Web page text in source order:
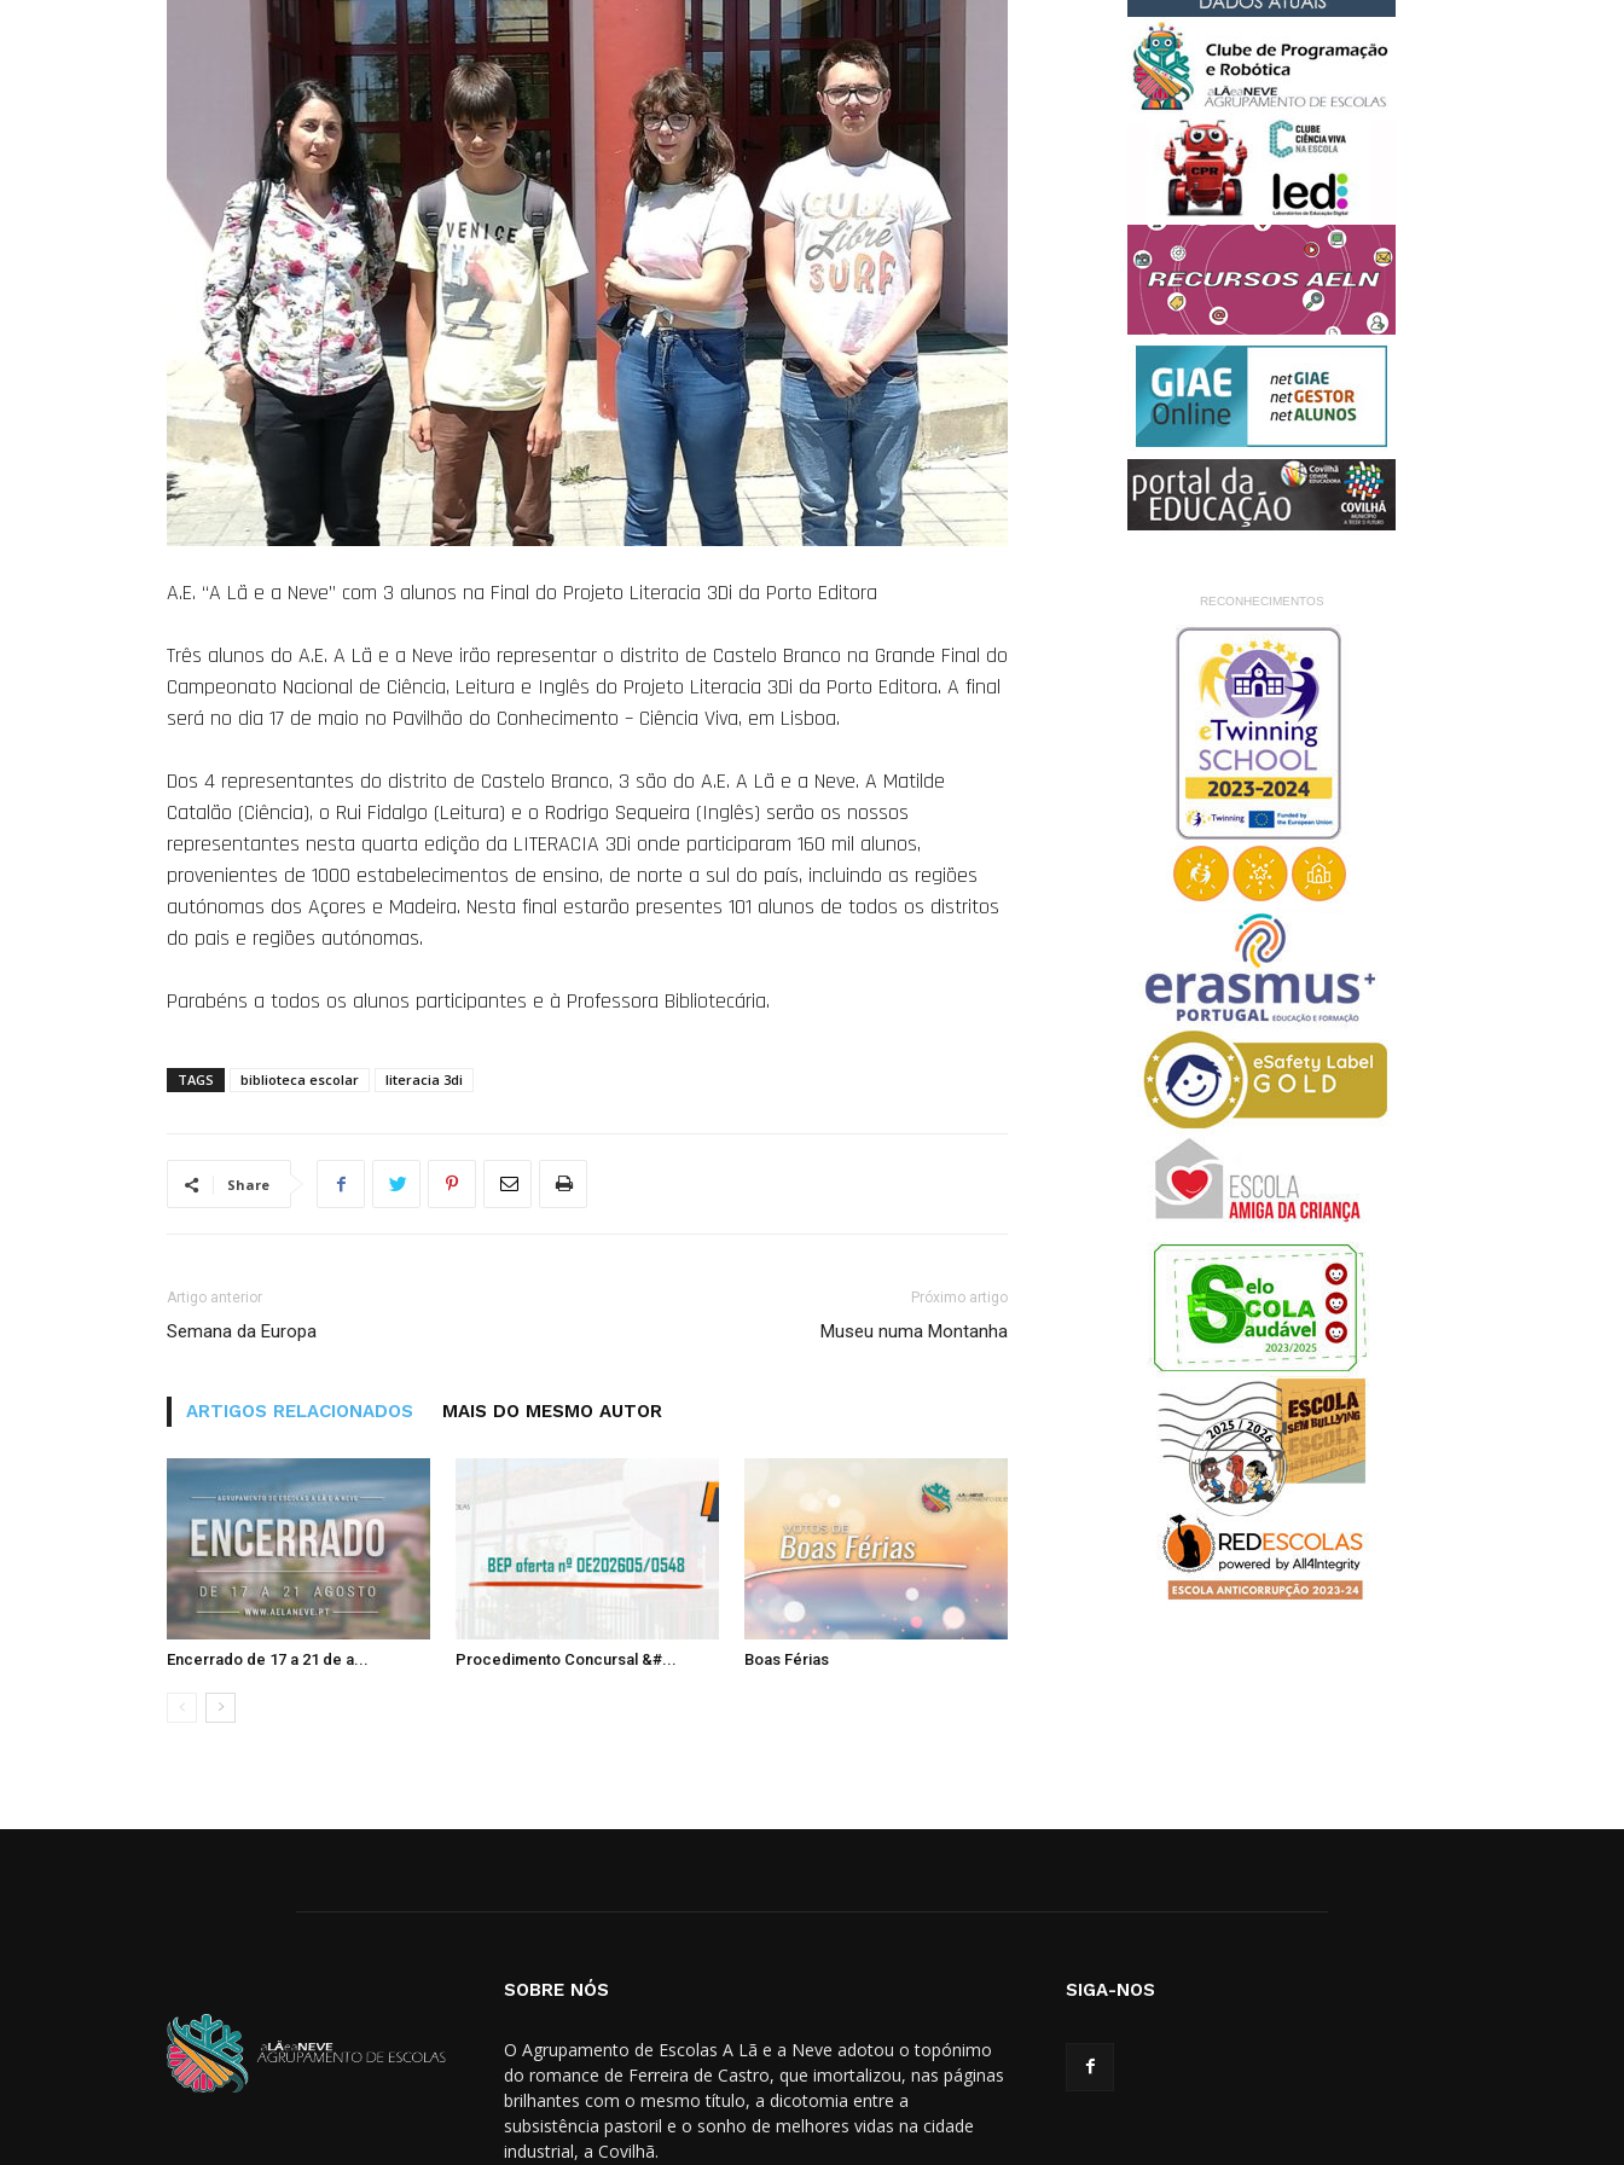
A.E. “A Lã e a Neve” com 3 alunos na Final do Projeto Literacia 3Di da Porto Editora
Três alunos do A.E. A Lã e a Neve irão representar o distrito de Castelo Branco na Grande Final do
Campeonato Nacional de Ciência, Leitura e Inglês do Projeto Literacia 3Di da Porto Editora. A final
será no dia 17 de maio no Pavilhão do Conhecimento – Ciência Viva, em Lisboa.
Dos 4 representantes do distrito de Castelo Branco, 3 são do A.E. A Lã e a Neve. A Matilde
Catalão (Ciência), o Rui Fidalgo (Leitura) e o Rodrigo Sequeira (Inglês) serão os nossos
representantes nesta quarta edição da LITERACIA 3Di onde participaram 160 mil alunos,
provenientes de 1000 estabelecimentos de ensino, de norte a sul do país, incluindo as regiões
autónomas dos Açores e Madeira. Nesta final estarão presentes 101 alunos de todos os distritos
do pais e regiões autónomas.
Parabéns a todos os alunos participantes e à Professora Bibliotecária.
TAGS biblioteca escolar literacia 3di
Share
Artigo anterior
Semana da Europa
Próximo artigo
Museu numa Montanha
ARTIGOS RELACIONADOS MAIS DO MESMO AUTOR
Encerrado de 17 a 21 de a... Procedimento Concursal &#... Boas Férias
RECONHECIMENTOS
SOBRE NÓS
O Agrupamento de Escolas A Lã e a Neve adotou o topónimo
do romance de Ferreira de Castro, que imortalizou, nas páginas
brilhantes com o mesmo título, a dicotomia entre a
subsistência pastoril e o sonho de melhores vidas na cidade
industrial, a Covilhã.
SIGA-NOS